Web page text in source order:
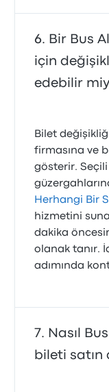
Bir Bus
için
edebilir
Bilet
firmasına ve
gösterir. Seçili
Herhangi Bir
hizmetini
dakika
olanak tanır.
adımında
Nasıl
bileti satın